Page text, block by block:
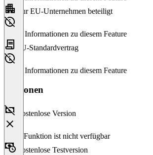
Nur EU-Unternehmen beteiligt
Keine Informationen zu diesem Feature
EU-Standardvertrag
Keine Informationen zu diesem Feature
Versionen
Kostenlose Version
Diese Funktion ist nicht verfügbar
Kostenlose Testversion